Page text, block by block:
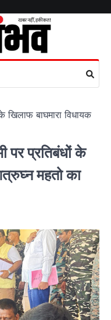
बाघमारा विधायक
प्रतिबंधों के
महतो का